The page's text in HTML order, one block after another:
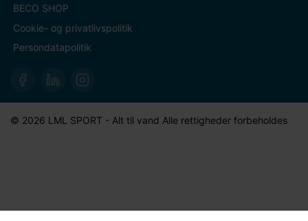
BECO SHOP
Cookie- og privatlivspolitik
Persondatapolitik
© 2026 LML SPORT - Alt til vand Alle rettigheder forbeholdes